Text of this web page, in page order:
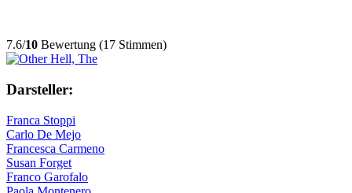
7.6/10 Bewertung (17 Stimmen)
Darsteller:
Franca Stoppi
Carlo De Mejo
Francesca Carmeno
Susan Forget
Franco Garofalo